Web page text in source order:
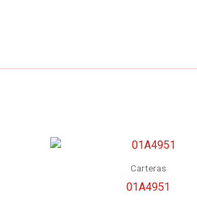
Carteras
01A4951